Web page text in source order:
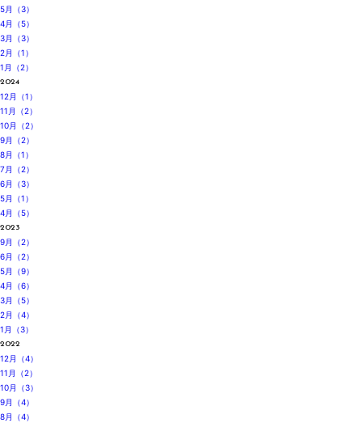
5月（3）
4月（5）
3月（3）
2月（1）
1月（2）
2024
12月（1）
11月（2）
10月（2）
9月（2）
8月（1）
7月（2）
6月（3）
5月（1）
4月（5）
2023
9月（2）
6月（2）
5月（9）
4月（6）
3月（5）
2月（4）
1月（3）
2022
12月（4）
11月（2）
10月（3）
9月（4）
8月（4）